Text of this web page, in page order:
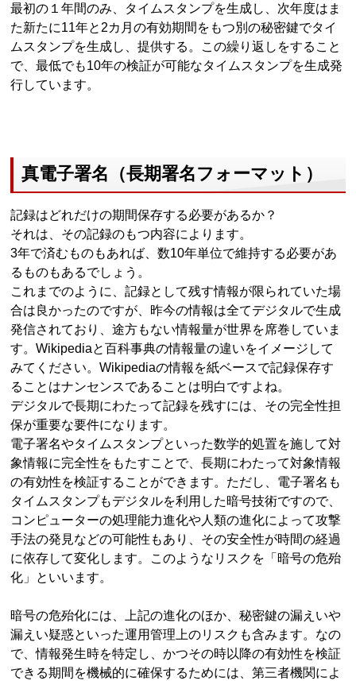
最初の１年間のみ、タイムスタンプを生成し、次年度はま
た新たに11年と2カ月の有効期間をもつ別の秘密鍵でタイ
ムスタンプを生成し、提供する。この繰り返しをすること
で、最低でも10年の検証が可能なタイムスタンプを生成発
行しています。
真電子署名（長期署名フォーマット）
記録はどれだけの期間保存する必要があるか？
それは、その記録のもつ内容によります。
3年で済むものもあれば、数10年単位で維持する必要があ
るものもあるでしょう。
これまでのように、記録として残す情報が限られていた場
合は良かったのですが、昨今の情報は全てデジタルで生成
発信されており、途方もない情報量が世界を席巻していま
す。Wikipediaと百科事典の情報量の違いをイメージして
みてください。Wikipediaの情報を紙ベースで記録保存す
ることはナンセンスであることは明白ですよね。
デジタルで長期にわたって記録を残すには、その完全性担
保が重要な要件になります。
電子署名やタイムスタンプといった数学的処置を施して対
象情報に完全性をもたすことで、長期にわたって対象情報
の有効性を検証することができます。ただし、電子署名も
タイムスタンプもデジタルを利用した暗号技術ですので、
コンピューターの処理能力進化や人類の進化によって攻撃
手法の発見などの可能性もあり、その安全性が時間の経過
に依存して変化します。このようなリスクを「暗号の危殆
化」といいます。
暗号の危殆化には、上記の進化のほか、秘密鍵の漏えいや
漏えい疑惑といった運用管理上のリスクも含みます。なの
で、情報発生時を特定し、かつその時以降の有効性を検証
できる期間を機械的に確保するためには、第三者機関によ